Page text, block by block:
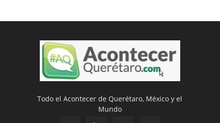
Todo el Acontecer de Querétaro, México y el
Mundo